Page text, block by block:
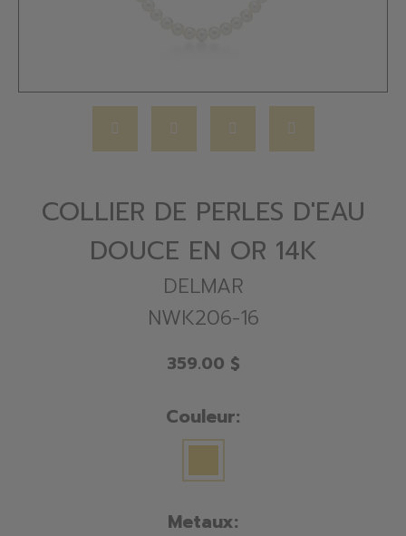
COLLIER DE PERLES D'EAU
DOUCE EN OR 14K
DELMAR
NWK206-16
359.00 $
Couleur:
Metaux: